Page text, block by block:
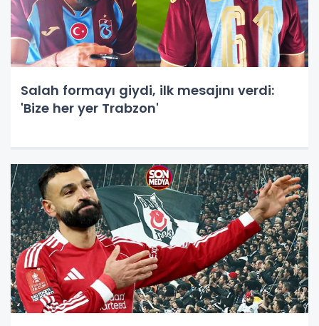
Salah formayı giydi, ilk mesajını verdi:
'Bize her yer Trabzon'